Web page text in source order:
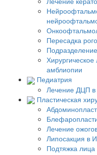
Пересадка
амблиопии
Педиатрия
Лечение ДЦП
Пластическая
Лечение
Липосакция в
Подтяжка